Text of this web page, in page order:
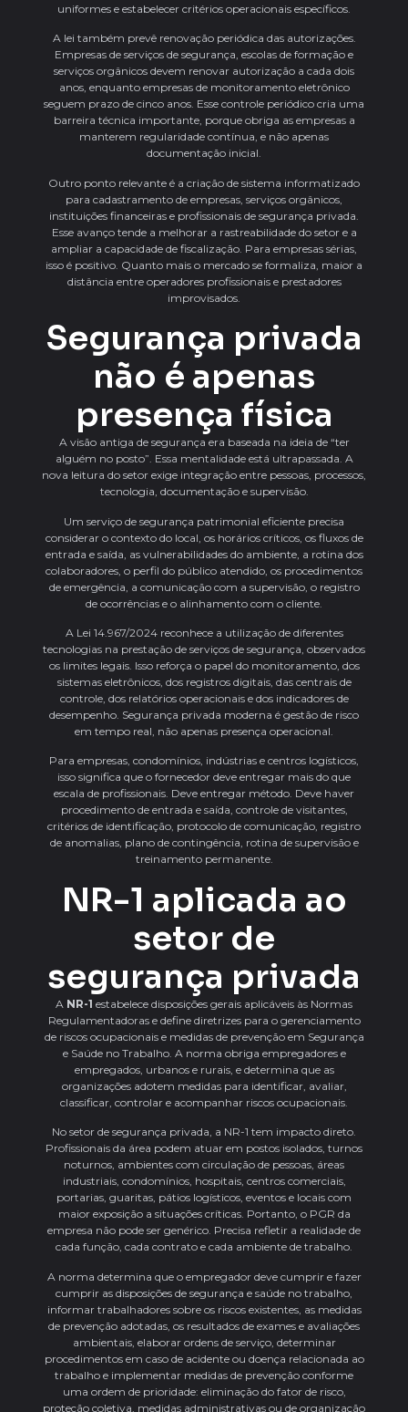
uniformes e estabelecer critérios operacionais específicos.
A lei também prevê renovação periódica das autorizações.
Empresas de serviços de segurança, escolas de formação e
serviços orgânicos devem renovar autorização a cada dois
anos, enquanto empresas de monitoramento eletrônico
seguem prazo de cinco anos. Esse controle periódico cria uma
barreira técnica importante, porque obriga as empresas a
manterem regularidade contínua, e não apenas
documentação inicial.
Outro ponto relevante é a criação de sistema informatizado
para cadastramento de empresas, serviços orgânicos,
instituições financeiras e profissionais de segurança privada.
Esse avanço tende a melhorar a rastreabilidade do setor e a
ampliar a capacidade de fiscalização. Para empresas sérias,
isso é positivo. Quanto mais o mercado se formaliza, maior a
distância entre operadores profissionais e prestadores
improvisados.
Segurança privada
não é apenas
presença física
A visão antiga de segurança era baseada na ideia de “ter
alguém no posto”. Essa mentalidade está ultrapassada. A
nova leitura do setor exige integração entre pessoas, processos,
tecnologia, documentação e supervisão.
Um serviço de segurança patrimonial eficiente precisa
considerar o contexto do local, os horários críticos, os fluxos de
entrada e saída, as vulnerabilidades do ambiente, a rotina dos
colaboradores, o perfil do público atendido, os procedimentos
de emergência, a comunicação com a supervisão, o registro
de ocorrências e o alinhamento com o cliente.
A Lei 14.967/2024 reconhece a utilização de diferentes
tecnologias na prestação de serviços de segurança, observados
os limites legais. Isso reforça o papel do monitoramento, dos
sistemas eletrônicos, dos registros digitais, das centrais de
controle, dos relatórios operacionais e dos indicadores de
desempenho. Segurança privada moderna é gestão de risco
em tempo real, não apenas presença operacional.
Para empresas, condomínios, indústrias e centros logísticos,
isso significa que o fornecedor deve entregar mais do que
escala de profissionais. Deve entregar método. Deve haver
procedimento de entrada e saída, controle de visitantes,
critérios de identificação, protocolo de comunicação, registro
de anomalias, plano de contingência, rotina de supervisão e
treinamento permanente.
NR-1 aplicada ao
setor de
segurança privada
A NR-1 estabelece disposições gerais aplicáveis às Normas
Regulamentadoras e define diretrizes para o gerenciamento
de riscos ocupacionais e medidas de prevenção em Segurança
e Saúde no Trabalho. A norma obriga empregadores e
empregados, urbanos e rurais, e determina que as
organizações adotem medidas para identificar, avaliar,
classificar, controlar e acompanhar riscos ocupacionais.
No setor de segurança privada, a NR-1 tem impacto direto.
Profissionais da área podem atuar em postos isolados, turnos
noturnos, ambientes com circulação de pessoas, áreas
industriais, condomínios, hospitais, centros comerciais,
portarias, guaritas, pátios logísticos, eventos e locais com
maior exposição a situações críticas. Portanto, o PGR da
empresa não pode ser genérico. Precisa refletir a realidade de
cada função, cada contrato e cada ambiente de trabalho.
A norma determina que o empregador deve cumprir e fazer
cumprir as disposições de segurança e saúde no trabalho,
informar trabalhadores sobre os riscos existentes, as medidas
de prevenção adotadas, os resultados de exames e avaliações
ambientais, elaborar ordens de serviço, determinar
procedimentos em caso de acidente ou doença relacionada ao
trabalho e implementar medidas de prevenção conforme
uma ordem de prioridade: eliminação do fator de risco,
proteção coletiva, medidas administrativas ou de organização